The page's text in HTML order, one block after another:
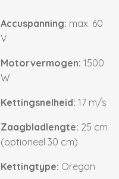
Accuspanning: max. 60
V
Motorvermogen: 1500
W
Kettingsnelheid: 17 m/s
Zaagbladlengte: 25 cm
(optioneel 30 cm)
Kettingtype: Oregon